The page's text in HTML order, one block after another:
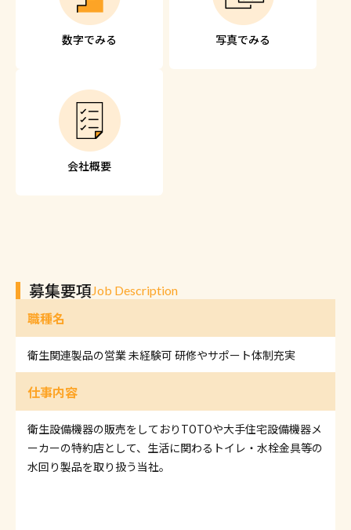
数字でみる 写真でみる
会社概要
募集要項Job Description
職種名
衛生関連製品の営業 未経験可 研修やサポート体制充実
仕事内容
衛生設備機器の販売をしておりTOTOや大手住宅設備機器メ
ーカーの特約店として、生活に関わるトイレ・水栓金具等の
水回り製品を取り扱う当社。